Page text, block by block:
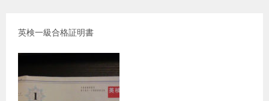
英検一級合格証明書